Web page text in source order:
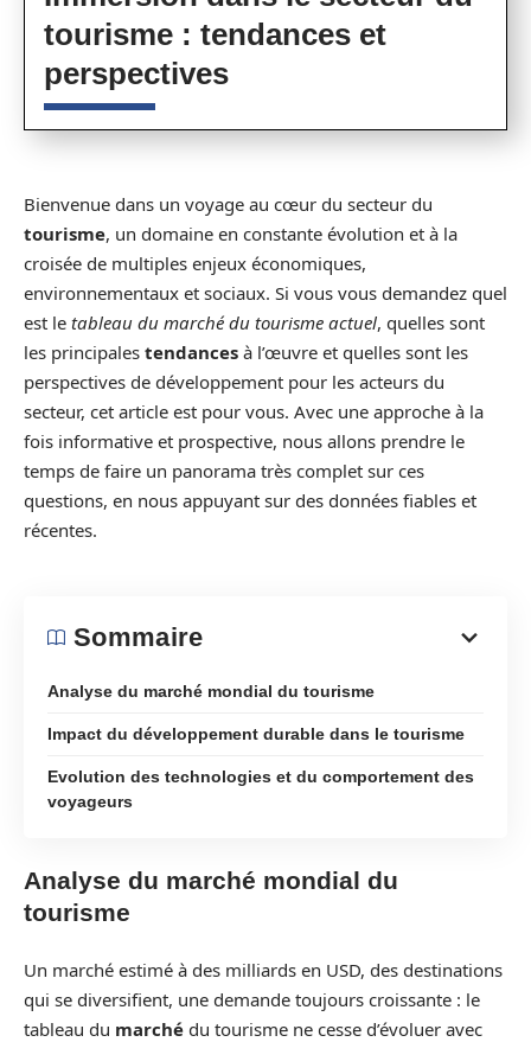
tourisme : tendances et
perspectives
Bienvenue dans un voyage au cœur du secteur du
tourisme, un domaine en constante évolution et à la
croisée de multiples enjeux économiques,
environnementaux et sociaux. Si vous vous demandez quel
est le tableau du marché du tourisme actuel, quelles sont
les principales tendances à l’œuvre et quelles sont les
perspectives de développement pour les acteurs du
secteur, cet article est pour vous. Avec une approche à la
fois informative et prospective, nous allons prendre le
temps de faire un panorama très complet sur ces
questions, en nous appuyant sur des données fiables et
récentes.
Sommaire
Analyse du marché mondial du tourisme
Impact du développement durable dans le tourisme
Evolution des technologies et du comportement des
voyageurs
Analyse du marché mondial du
tourisme
Un marché estimé à des milliards en USD, des destinations
qui se diversifient, une demande toujours croissante : le
tableau du marché du tourisme ne cesse d’évoluer avec